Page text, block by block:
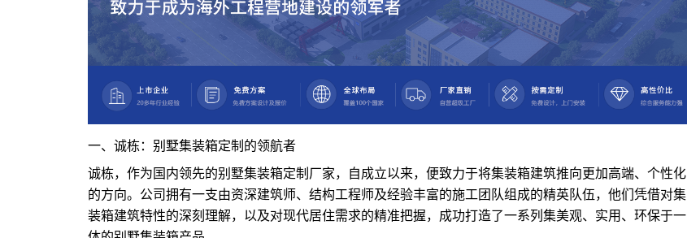
一、诚栋：别墅集装箱定制的领航者
诚栋，作为国内领先的别墅集装箱定制厂家，自成立以来，便致力于将集装箱建筑推向更加高端、个性化
的方向。公司拥有一支由资深建筑师、结构工程师及经验丰富的施工团队组成的精英队伍，他们凭借对集
装箱建筑特性的深刻理解，以及对现代居住需求的精准把握，成功打造了一系列集美观、实用、环保于一